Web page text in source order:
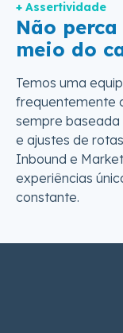
+ Assertividade
Não
meio do
Temos uma
frequentemente
sempre
e ajustes de
Inbound e
experiências
constante.